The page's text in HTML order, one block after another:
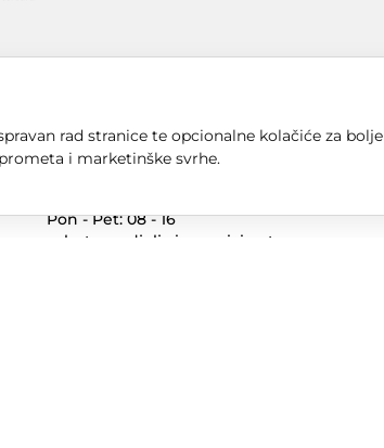
Pon - Pet: 08 - 16
subota, nedjelja i praznici: zatvoreno
rad stranice te opcionalne kolačiće za bolje
i marketinške svrhe.